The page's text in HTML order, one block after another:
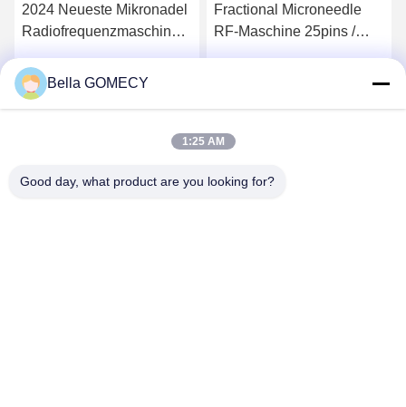
2024 Neueste Mikronadel
Radiofrequenzmaschine
Fraktionsmikronadel Anti-
Aging Maschine China
Fractional Microneedle
RF-Maschine 25pins /
Bella GOMECY
1:25 AM
Good day, what product are you looking for?